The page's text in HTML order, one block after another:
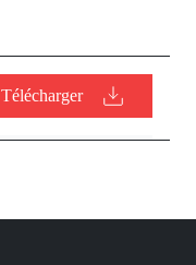
Télécharger